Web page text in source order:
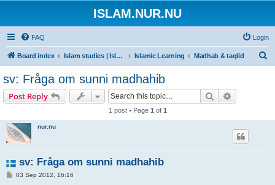
ISLAM.NUR.NU
FAQ Login
Board index Islam studies | Islamiska studier Islamic Learning Madhab & taqlid
sv: Fråga om sunni madhahib
Post Reply Search
1 post • Page 1 of 1
nur.nu
sv: Fråga om sunni madhahib
P03 Sep 2012, 16:16